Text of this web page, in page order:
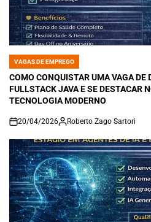
POSTED
IN
VAGAS DE EMPREGO
COMO CONQUISTAR UMA VAGA DE
FULLSTACK JAVA E SE DESTACAR
TECNOLOGIA MODERNO
on
20/04/2026 Roberto Zago Sartori